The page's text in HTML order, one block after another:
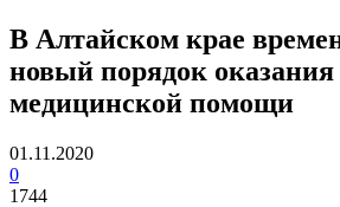
В Алтайском крае
новый порядок
медицинской помощи
01.11.2020
0
1744